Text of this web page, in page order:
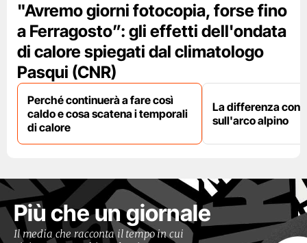
"Avremo giorni fotocopia, forse fino
a Ferragosto”: gli effetti dell'ondata
di calore spiegati dal climatologo
Pasqui (CNR)
Perché continuerà a fare così
caldo e cosa scatena i temporali
di calore
La differenza con
sull'arco alpino
Più che un giornale
Il media che racconta il tempo in cui